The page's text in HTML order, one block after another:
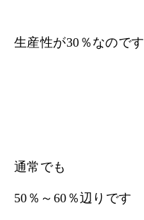
生産性が30％なのです
通常でも
50％～60％辺りです